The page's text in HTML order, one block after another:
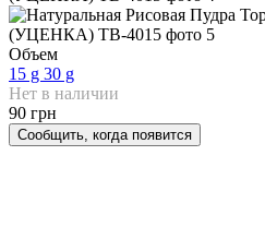
Объем
15 g 30 g
Нет в наличии
90 грн
Сообщить, когда появится